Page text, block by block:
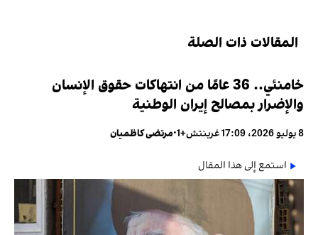
المقالات ذات الصلة
خامنئي.. 36 عامًا من انتهاكات حقوق الإنسان
والإضرار بمصالح إيران الوطنية
8 يوليو 2026، 17:09 غرينتش+1 •مرتضى كاظميان
استمع إلى هذا المقال